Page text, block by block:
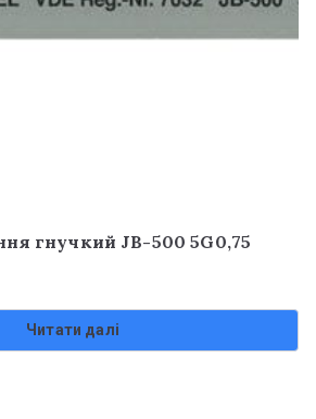
гнучкий JB-500 5G0,75
Читати далі